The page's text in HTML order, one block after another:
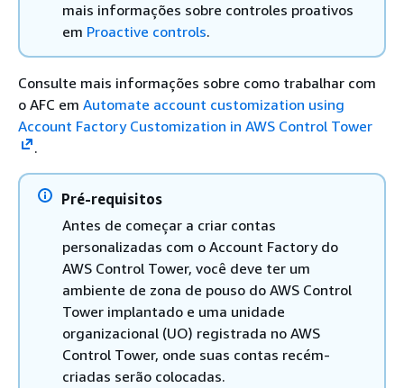
mais informações sobre controles proativos
em Proactive controls.
Consulte mais informações sobre como trabalhar com
o AFC em Automate account customization using
Account Factory Customization in AWS Control Tower
.
Pré-requisitos
Antes de começar a criar contas
personalizadas com o Account Factory do
AWS Control Tower, você deve ter um
ambiente de zona de pouso do AWS Control
Tower implantado e uma unidade
organizacional (UO) registrada no AWS
Control Tower, onde suas contas recém-
criadas serão colocadas.